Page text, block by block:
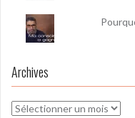
Archives
Archives